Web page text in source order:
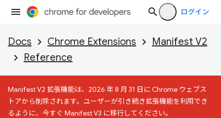
ログイン
Docs Chrome Extensions
Manifest V2
Reference
Manifest V2 拡張機能は、2026 年 8 月 31 日に Chrome ウェブス
トアから削除されます。ユーザーが引き続き拡張機能を利用でき
るように、今すぐ Manifest V3 に移行してください。